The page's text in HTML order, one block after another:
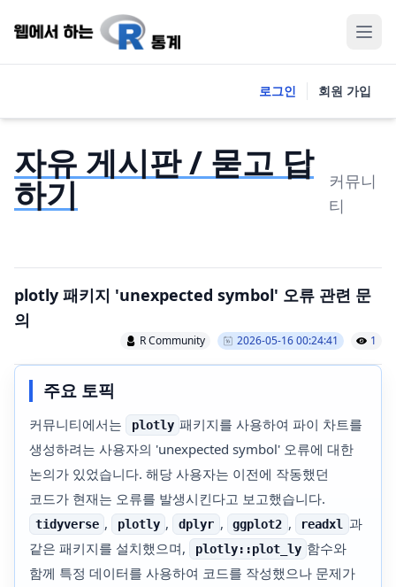
로그인 회원 가입
자유 게시판 / 묻고 답
하기
커뮤니
티
plotly 패키지 'unexpected symbol' 오류 관련 문
의
R Community 2026-05-16 00:24:41 1
주요 토픽
커뮤니티에서는 plotly 패키지를 사용하여 파이 차트를
생성하려는 사용자의 'unexpected symbol' 오류에 대한
논의가 있었습니다. 해당 사용자는 이전에 작동했던
코드가 현재는 오류를 발생시킨다고 보고했습니다.
tidyverse , plotly , dplyr , ggplot2 , readxl 과
같은 패키지를 설치했으며,
plotly::plot_ly 함수와
함께 특정 데이터를 사용하여 코드를 작성했으나 문제가